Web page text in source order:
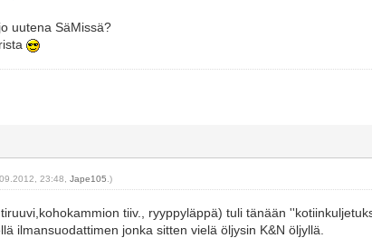
uutena SäMissä?
23:48,Jape105 .)
tiiv., ryyppyläppä) tuli tänään
ilmansuodattimen jonka sitten vielä öljysin K&N öljyllä.